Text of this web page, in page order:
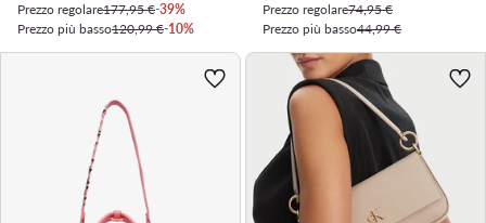
Prezzo regolare177,95 €-39%
Prezzo più basso120,99 €-10%
Prezzo regolare74,95 €
Prezzo più basso44,99 €